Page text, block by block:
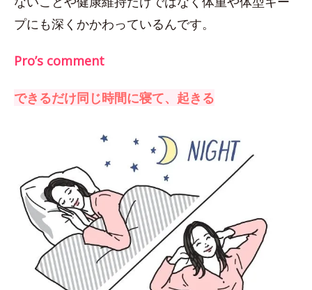
プにも深くかかわっているんです。
Pro’s comment
できるだけ同じ時間に寝て、起きる